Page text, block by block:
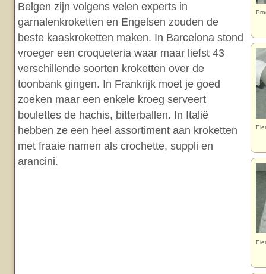
Belgen zijn volgens velen experts in
garnalenkroketten en Engelsen zouden de
beste kaaskroketten maken. In Barcelona stond
vroeger een croqueteria waar maar liefst 43
verschillende soorten kroketten over de
toonbank gingen. In Frankrijk moet je goed
zoeken maar een enkele kroeg serveert
boulettes de hachis, bitterballen. In Italië
hebben ze een heel assortiment aan kroketten
met fraaie namen als crochette, suppli en
arancini.